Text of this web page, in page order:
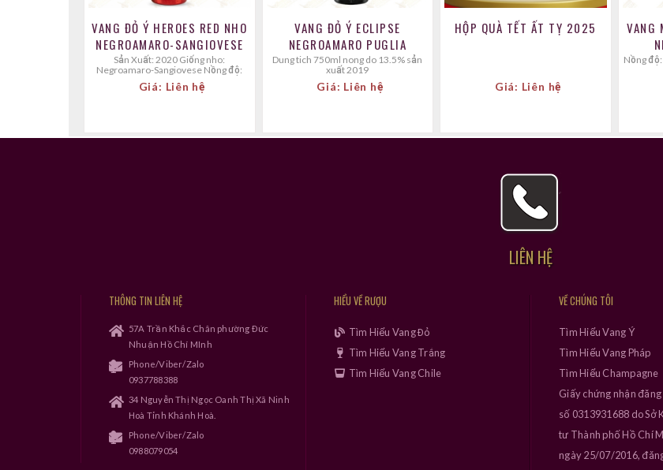
VANG ĐỎ Ý HEROES RED NHO
NEGROAMARO-SANGIOVESE
Sản Xuất: 2020 Giống nho:
Negroamaro-Sangiovese Nồng độ:
Giá: Liên hệ
VANG ĐỎ Ý ECLIPSE
NEGROAMARO PUGLIA
dung tich 750ml nong do 13.5% sản
xuất 2019
Giá: Liên hệ
HỘP QUÀ TẾT ẤT TỴ 2025
Giá: Liên hệ
VANG
Nồng độ: 14,5% Xuất xứ: Mỹ Dung tích
LIÊN HỆ
THÔNG TIN LIÊN HỆ
57A Trần Khắc Chân phường Đức
Nhuận Hồ Chí MInh
Phone/Viber/Zalo
0937788388
34 Nguyễn Thị Ngọc Oanh Thị Xã Ninh
Hoà Tỉnh Khánh Hoà.
Phone/Viber/Zalo
0988079054
HIỂU VỀ RƯỢU
Tìm Hiểu Vang Đỏ
Tìm Hiểu Vang Trắng
Tìm Hiểu Vang Chile
VỀ CHÚNG TÔI
Tìm Hiểu Vang Ý
Tìm Hiểu Vang Pháp
Tìm Hiểu Champagne
Giấy chứng nhận
số 0313931688 do Sở
tư Thành phố Hồ Chí
ngày 25/07/2016,